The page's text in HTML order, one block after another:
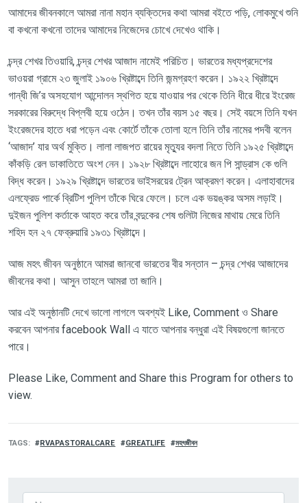
আমাদের জীবনকালে আমরা নানা মহান ব্যক্তিদের কথা আমরা বইতে পড়ি, লোকমুখে শুনি
বা কখনো কখনো তাদের আমাদের নিজেদের চোখে দেখেও থাকি।
চন্দ্র শেখর তিওয়ারি, চন্দ্র শেখর আজাদ নামেই পরিচিত। ভারতের মধ্যপ্রদেশের
ভাওয়রা গ্রামে ২৩ জুলাই ১৯০৬ খ্রিষ্টাব্দে তিনি জন্মগ্রহণ করেন। ১৯২২ খ্রিষ্টাব্দে
গান্ধী জি’র অসহযোগ আন্দোলন স্থগিত হয়ে যাওয়ার পর থেকে তিনি ধীরে ধীরে ইংরেজ
সরকারের বিরুদ্ধে বিপ্লবী হয়ে ওঠেন। তখন তাঁর বয়স ১৫ বছর। সেই বয়সে তিনি যখন
ইংরেজদের হাতে ধরা পড়েন এবং কোর্টে তাঁকে তোলা হলে তিনি তাঁর নামের পদবী বলেন
‘আজাদ’ যার অর্থ মুক্তি। লালা লাজপত রায়ের মৃত্যুর বদলা নিতে তিনি ১৯২৫ খ্রিষ্টাব্দে
কাঁকড়ি রেল ডাকাতিতে অংশ নেন। ১৯২৮ খ্রিষ্টাব্দে লাহোরে জন পি সান্ড্রাস কে গুলি
বিদ্ধ করেন। ১৯২৯ খ্রিষ্টাব্দে ভারতের ভাইসরয়ের ট্রেন আক্রমণ করেন। এলাহাবাদের
এলফ্রেড পার্কে ব্রিটিশ পুলিশ তাঁকে ঘিরে ফেলে। চলে এক ভয়ঙ্কর অসম লড়াই।
দুইজন পুলিশ কর্তাকে আহত করে তাঁর বন্দুকের শেষ গুলিটা নিজের মাথায় মেরে তিনি
শহিদ হন ২৭ ফেব্রুয়ারি ১৯৩১ খ্রিষ্টাব্দে।
আজ মহৎ জীবন অনুষ্ঠানে আমরা জানবো ভারতের বীর সন্তান – চন্দ্র শেখর আজাদের
জীবনের কথা। আসুনতাহলে আমরা তা জানি।
আর এই অনুষ্ঠানটি দেখে ভালো লাগলে অবশ্যইLike, Comment ও Share
করবেন আপনার facebook Wall এ যাতে আপনার বন্ধুরা এই বিষয়গুলো জানতে
পারে।
Please Like, Comment and Share this Program for others to
view.
TAGS RVAPASTORALCARE GREATLIFE মহৎজীবন